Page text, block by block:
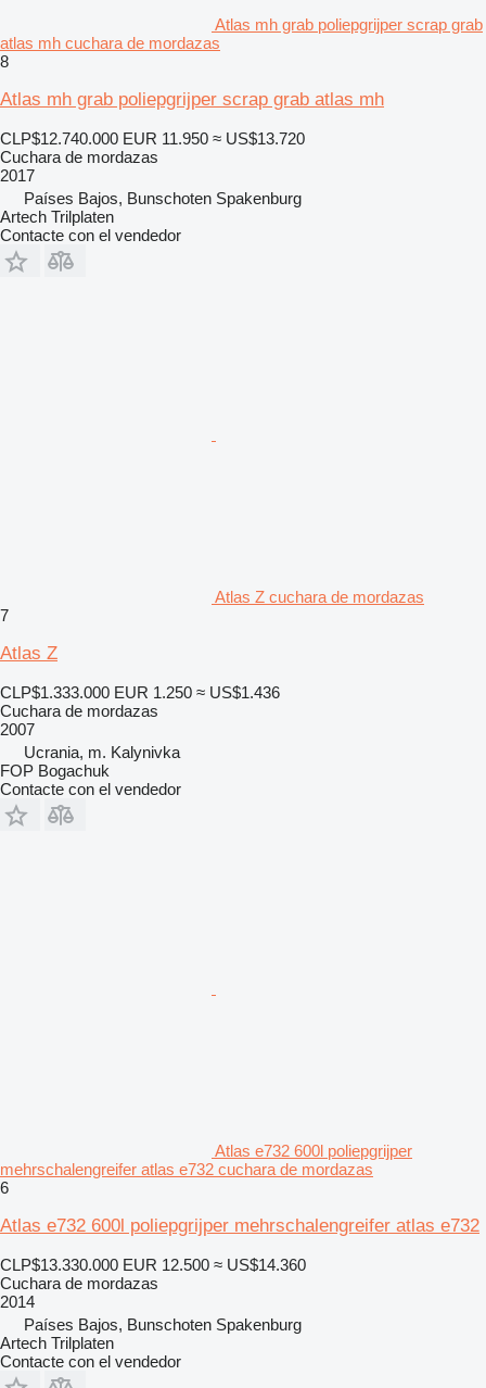
Atlas mh grab poliepgrijper scrap grab
atlas mh cuchara de mordazas
8
Atlas mh grab poliepgrijper scrap grab atlas mh
CLP$12.740.000 EUR 11.950 ≈ US$13.720
Cuchara de mordazas
2017
Países Bajos, Bunschoten Spakenburg
Artech Trilplaten
Contacte con el vendedor
Atlas Z cuchara de mordazas
7
Atlas Z
CLP$1.333.000 EUR 1.250 ≈ US$1.436
Cuchara de mordazas
2007
Ucrania, m. Kalynivka
FOP Bogachuk
Contacte con el vendedor
Atlas e732 600l poliepgrijper
mehrschalengreifer atlas e732 cuchara de mordazas
6
Atlas e732 600l poliepgrijper mehrschalengreifer atlas e732
CLP$13.330.000 EUR 12.500 ≈ US$14.360
Cuchara de mordazas
2014
Países Bajos, Bunschoten Spakenburg
Artech Trilplaten
Contacte con el vendedor